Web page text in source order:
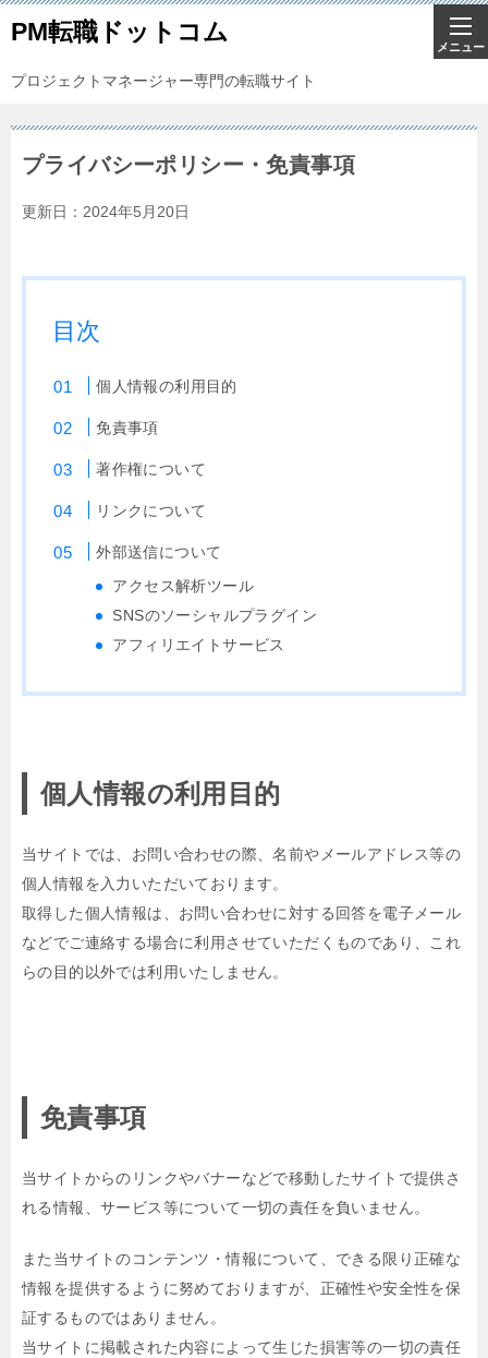
PM転職ドットコム
プロジェクトマネージャー専門の転職サイト
プライバシーポリシー・免責事項
更新日： 2024年5月20日
目次
個人情報の利用目的
免責事項
著作権について
リンクについて
外部送信について
アクセス解析ツール
SNSのソーシャルプラグイン
アフィリエイトサービス
個人情報の利用目的
当サイトでは、お問い合わせの際、名前やメールアドレス等の
個人情報を入力いただいております。
取得した個人情報は、お問い合わせに対する回答を電子メール
などでご連絡する場合に利用させていただくものであり、これ
らの目的以外では利用いたしません。
免責事項
当サイトからのリンクやバナーなどで移動したサイトで提供さ
れる情報、サービス等について一切の責任を負いません。
また当サイトのコンテンツ・情報について、できる限り正確な
情報を提供するように努めておりますが、正確性や安全性を保
証するものではありません。
当サイトに掲載された内容によって生じた損害等の一切の責任